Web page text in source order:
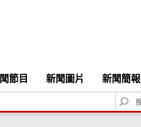
節目 新聞圖片 新聞簡報
S
e